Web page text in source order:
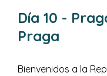
Día 10 -
Praga
Bienvenidos a la